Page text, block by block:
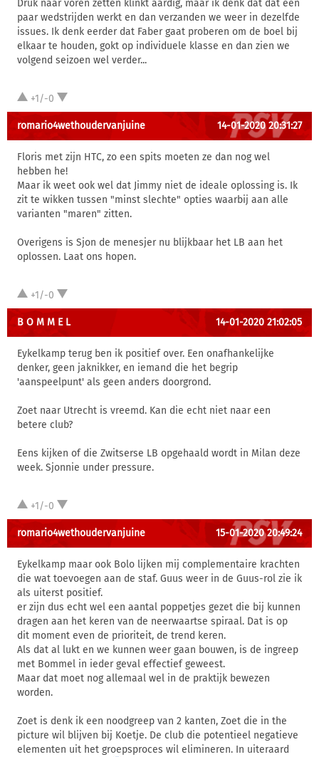
Druk naar voren zetten klinkt aardig, maar ik denk dat dat een
paar wedstrijden werkt en dan verzanden we weer in dezelfde
issues. Ik denk eerder dat Faber gaat proberen om de boel bij
elkaar te houden, gokt op individuele klasse en dan zien we
volgend seizoen wel verder...
+1/-0
romario4wethoudervanjuine 14-01-2020 20:31:27
Floris met zijn HTC, zo een spits moeten ze dan nog wel
hebben he!
Maar ik weet ook wel dat Jimmy niet de ideale oplossing is. Ik
zit te wikken tussen "minst slechte" opties waarbij aan alle
varianten "maren" zitten.
Overigens is Sjon de menesjer nu blijkbaar het LB aan het
oplossen. Laat ons hopen.
+1/-0
B O M M E L 14-01-2020 21:02:05
Eykelkamp terug ben ik positief over. Een onafhankelijke
denker, geen jaknikker, en iemand die het begrip
'aanspeelpunt' als geen anders doorgrond.
Zoet naar Utrecht is vreemd. Kan die echt niet naar een
betere club?
Eens kijken of die Zwitserse LB opgehaald wordt in Milan deze
week. Sjonnie under pressure.
+1/-0
romario4wethoudervanjuine 15-01-2020 20:49:24
Eykelkamp maar ook Bolo lijken mij complementaire krachten
die wat toevoegen aan de staf. Guus weer in de Guus-rol zie ik
als uiterst positief.
er zijn dus echt wel een aantal poppetjes gezet die bij kunnen
dragen aan het keren van de neerwaartse spiraal. Dat is op
dit moment even de prioriteit, de trend keren.
Als dat al lukt en we kunnen weer gaan bouwen, is de ingreep
met Bommel in ieder geval effectief geweest.
Maar dat moet nog allemaal wel in de praktijk bewezen
worden.
Zoet is denk ik een noodgreep van 2 kanten, Zoet die in the
picture wil blijven bij Koetje. De club die potentieel negatieve
elementen uit het groepsproces wil elimineren. In uiteraard